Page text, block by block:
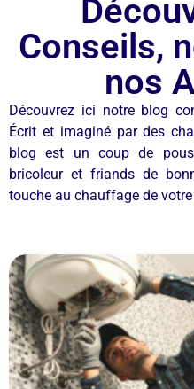
Conseils,
nos
Découvrez ici notre blog
Écrit et imaginé par des
blog est un coup de
bricoleur et friands de
touche au chauffage de